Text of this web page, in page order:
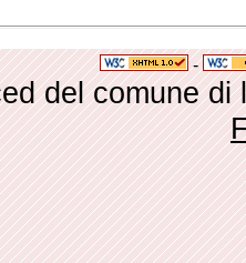
-
del comune